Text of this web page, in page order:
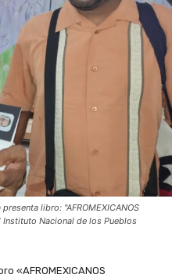
libro: "AFROMEXICANOS
Nacional de los Pueblos
«AFROMEXICANOS